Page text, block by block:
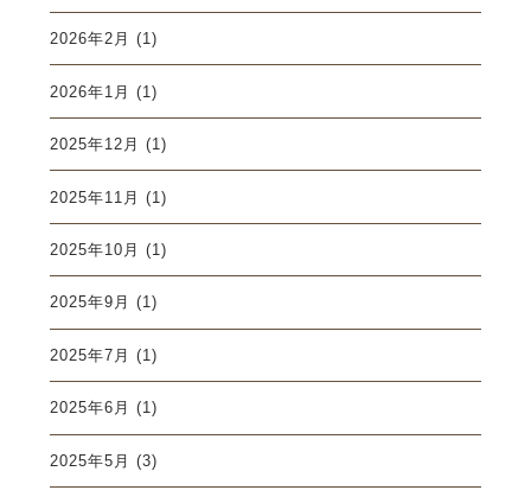
2026年2月 (1)
2026年1月 (1)
2025年12月 (1)
2025年11月 (1)
2025年10月 (1)
2025年9月 (1)
2025年7月 (1)
2025年6月 (1)
2025年5月 (3)